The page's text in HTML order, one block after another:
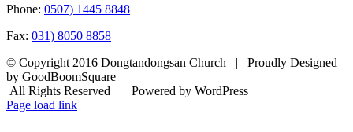
Phone: 0507) 1445 8848
Fax: 031) 8050 8858
© Copyright 2016 Dongtandongsan Church | Proudly Designed
by GoodBoomSquare
All Rights Reserved | Powered by WordPress
Page load link